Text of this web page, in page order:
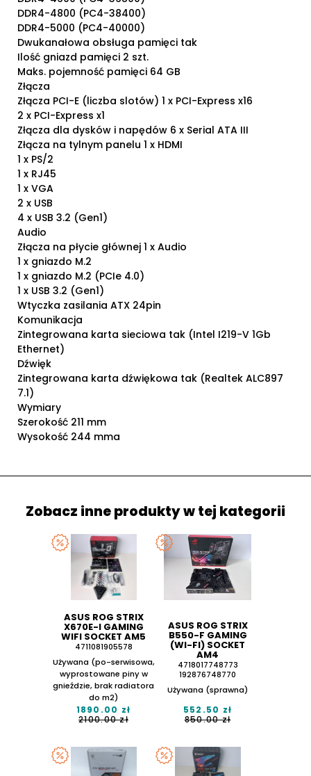
DDR4-4800 (PC4-38400)
DDR4-5000 (PC4-40000)
Dwukanałowa obsługa pamięci tak
Ilość gniazd pamięci 2 szt.
Maks. pojemność pamięci 64 GB
Złącza
Złącza PCI-E (liczba slotów) 1 x PCI-Express x16
2 x PCI-Express x1
Złącza dla dysków i napędów 6 x Serial ATA III
Złącza na tylnym panelu 1 x HDMI
1 x PS/2
1 x RJ45
1 x VGA
2 x USB
4 x USB 3.2 (Gen1)
Audio
Złącza na płycie głównej 1 x Audio
1 x gniazdo M.2
1 x gniazdo M.2 (PCIe 4.0)
1 x USB 3.2 (Gen1)
Wtyczka zasilania ATX 24pin
Komunikacja
Zintegrowana karta sieciowa tak (Intel I219-V 1Gb
Ethernet)
Dźwięk
Zintegrowana karta dźwiękowa tak (Realtek ALC897
7.1)
Wymiary
Szerokość 211 mm
Wysokość 244 mma
Zobacz inne produkty w tej kategorii
ASUS ROG STRIX
X670E-I GAMING
WIFI SOCKET AM5
4711081905578
Używana (po-serwisowa,
wyprostowane piny w
gnieździe, brak radiatora
do m2)
1890.00 zł
2100.00 zł
ASUS ROG STRIX
B550-F GAMING
(WI-FI) SOCKET
AM4
4718017748773
192876748770
Używana (sprawna)
552.50 zł
850.00 zł